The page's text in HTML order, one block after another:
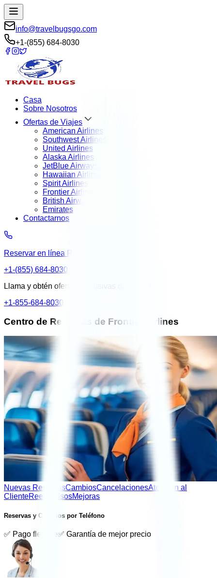
info@travelbugsgo.com
+1-(855) 684-8030
Casa
Sobre Nosotros
Ofertas de Viajes
American Airlines
Southwest Airlines
United Airlines
Alaska Airlines
JetBlue Airways
Hawaiian Airlines
Spirit Airlines
Frontier Airlines
British Airways
Emirates
Contactarnos
Reservar en línea Reservar (o) Llámenos
+1-(855) 684-8030
Llama y obtén ofertas exclusivas de vuelos
+1-855-684-8030
Centro de Reservas de Frontier Airlines
Nuevas ReservasCambiosCancelacionesAtención al
ClienteReembolsosMejoras
Reservas y Cambios por Teléfono
✅ Pago flexible✅ Garantía de mejor precio